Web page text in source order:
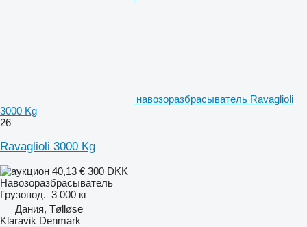
навозоразбрасыватель Ravaglioli
3000 Kg
26
Ravaglioli 3000 Kg
40,13 € 300 DKK
Навозоразбрасыватель
Грузопод. 3 000 кг
Дания, Tølløse
Klaravik Denmark